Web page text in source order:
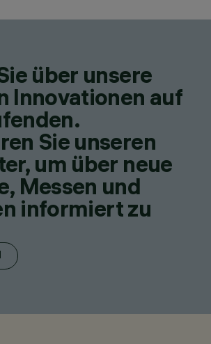
über unsere
Innovationen auf
Sie unseren
um über neue
Messen und
informiert zu